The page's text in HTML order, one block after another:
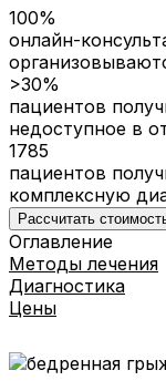
100%
онлайн-
>30%
пациентов
недоступное в
1785
пациентов
комплексную
Рассчитать
Оглавление
Методы лечения
Диагностика
Цены